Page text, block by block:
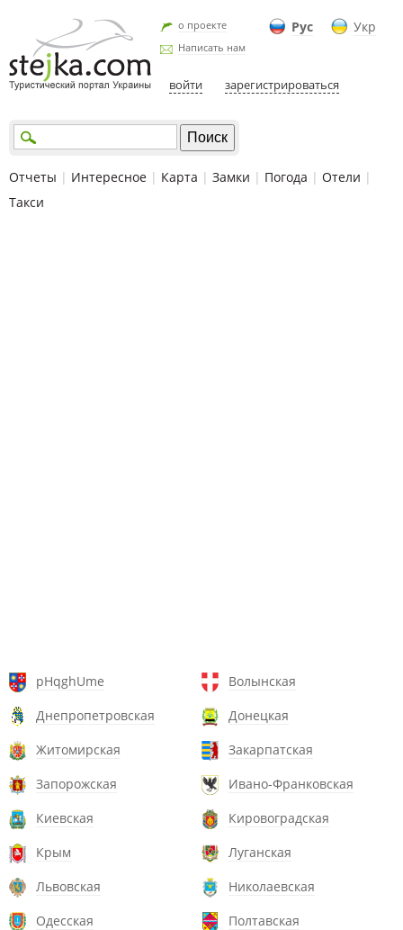
Рус Укр
о проекте
Написать нам
войти зарегистрироваться
Отчеты | Интересное | Карта | Замки | Погода | Отели |
Такси
pHqghUme
Волынская
Днепропетровская
Донецкая
Житомирская
Закарпатская
Запорожская
Ивано-Франковская
Киевская
Кировоградская
Крым
Луганская
Львовская
Николаевская
Одесская
Полтавская